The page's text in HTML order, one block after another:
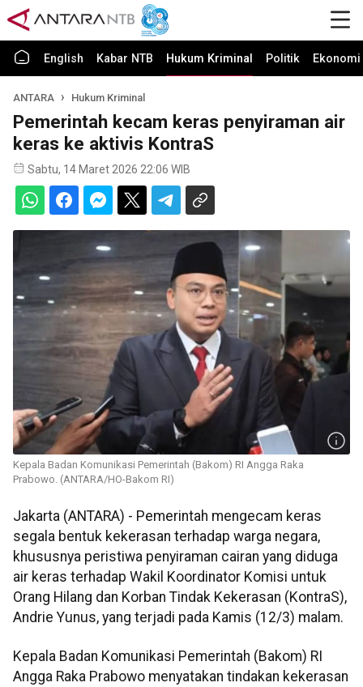
English Kabar NTB Hukum Kriminal Politik
ANTARA Hukum Kriminal
Pemerintah kecam keras penyiraman air
keras ke aktivis KontraS
Sabtu, 14 Maret 2026 22:06 WIB
Kepala Badan Komunikasi Pemerintah (Bakom) RI Angga Raka
Prabowo. (ANTARA/HO-Bakom RI)
Jakarta (ANTARA) - Pemerintah mengecam keras
segala bentuk kekerasan terhadap warga negara,
khususnya peristiwa penyiraman cairan yang diduga
air keras terhadap Wakil Koordinator Komisi untuk
Orang Hilang dan Korban Tindak Kekerasan (KontraS),
Andrie Yunus, yang terjadi pada Kamis (12/3) malam.
Kepala Badan Komunikasi Pemerintah (Bakom) RI
Angga Raka Prabowo menyatakan tindakan kekerasan